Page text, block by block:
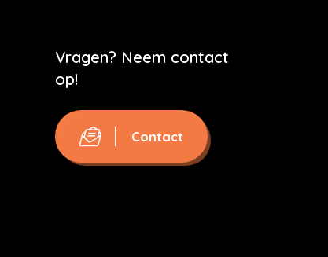
Vragen? Neem contact
op!
Contact